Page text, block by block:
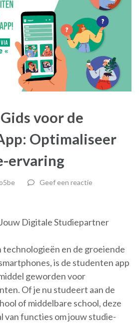
voor de
Optimaliseer
ervaring
Geef een reactie
Digitale Studiepartner
technologieën en de groeiende
is de studenten app
geworden voor
Of je nu studeert aan de
of middelbare school, deze
van functies om jouw studie-